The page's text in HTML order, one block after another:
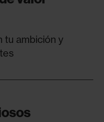
tu ambición y